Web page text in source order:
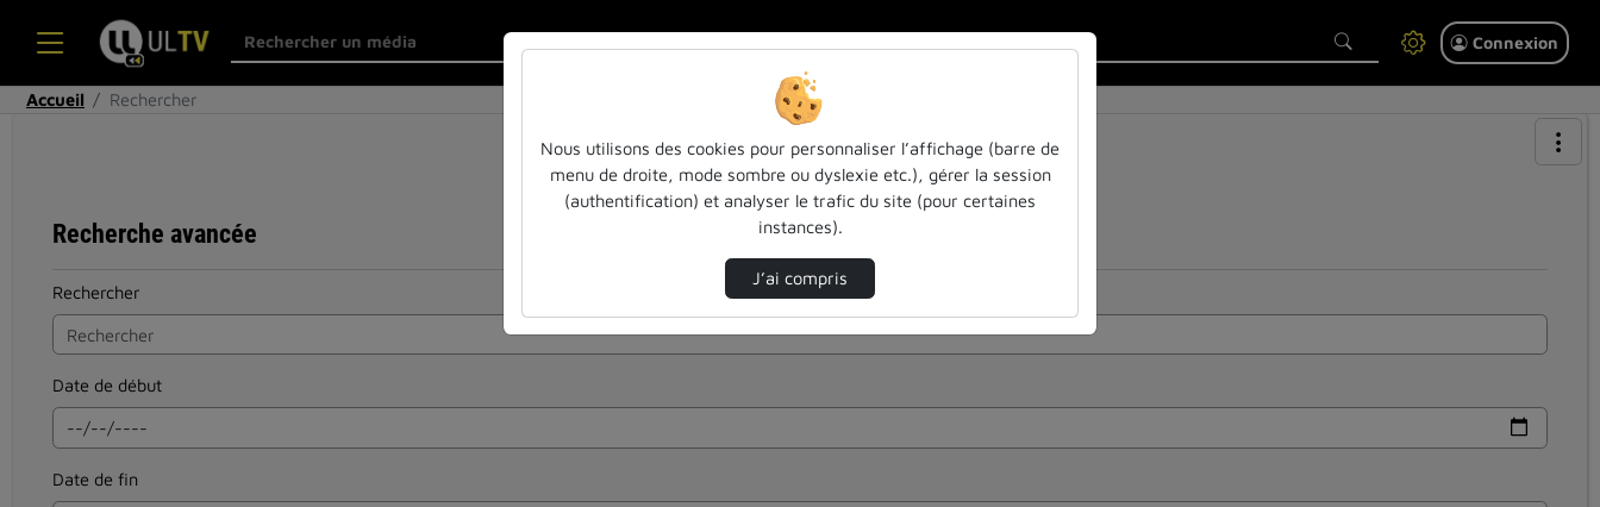
Connexion
Accueil Rechercher
Recherche avancée
Rechercher
Date de début
Date de fin
Nous utilisons des cookies pour personnaliser l’affichage (barre de
menu de droite, mode sombre ou dyslexie etc.), gérer la session
(authentification) et analyser le trafic du site (pour certaines
instances).
J’ai compris